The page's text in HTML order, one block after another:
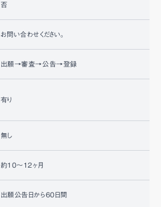
否
お問い合わせください。
出願→審査→公告→登録
有り
無し
約10〜12ヶ月
出願公告日から60日間